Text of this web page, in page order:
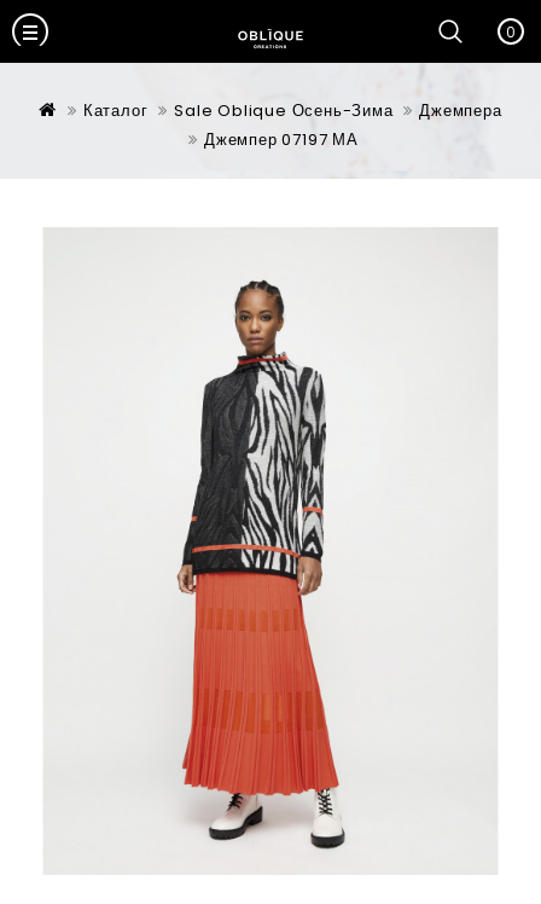
0
Каталог Sale Oblique Осень-Зима
Джемпера
Джемпер 07197 МА